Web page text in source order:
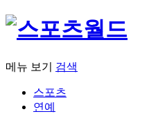
메뉴 보기 검색
스포츠
연예